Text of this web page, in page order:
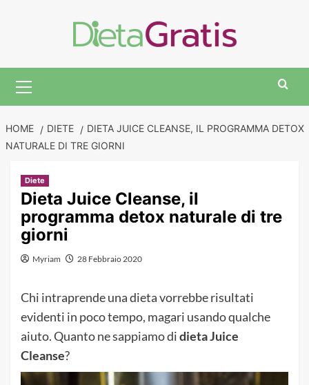
Menu
HOME DIETE
DIETA JUICE CLEANSE, IL PROGRAMMA DETOX
NATURALE DI TRE GIORNI
Diete
Dieta Juice Cleanse, il
programma detox naturale di tre
giorni
Myriam 28 Febbraio 2020
Chi intraprende una dieta vorrebbe risultati
evidenti in poco tempo, magari usando qualche
aiuto. Quanto ne sappiamo didieta Juice
Cleanse?